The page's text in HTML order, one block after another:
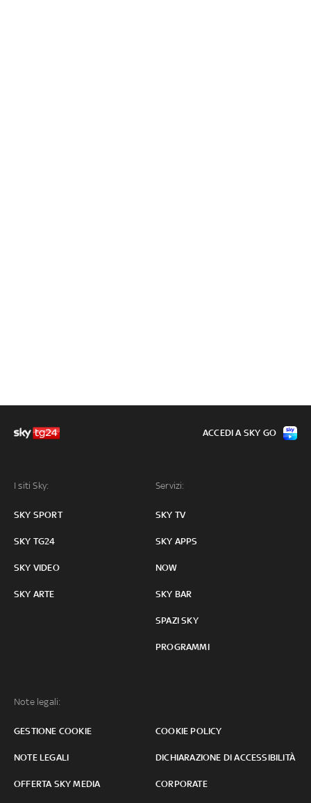
I siti Sky:
SKY SPORT
SKY TG24
SKY VIDEO
SKY ARTE
Servizi:
SKY TV
SKY APPS
NOW
SKY BAR
SPAZI SKY
PROGRAMMI
Note legali:
GESTIONE COOKIE COOKIE POLICY
NOTE LEGALI DICHIARAZIONE DI ACCESSIBILITÀ
OFFERTA SKY MEDIA CORPORATE
ACCEDI A SKY GO